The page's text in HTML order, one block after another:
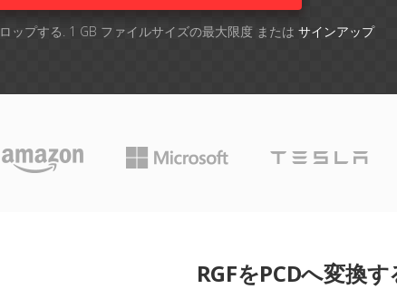
ップする. 1 GB ファイルサイズの最大限度 または サインアップ
RGFをPCDへ変換